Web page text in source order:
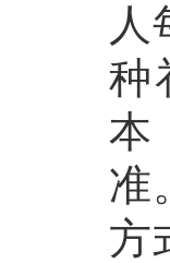
人
种
本
准
方